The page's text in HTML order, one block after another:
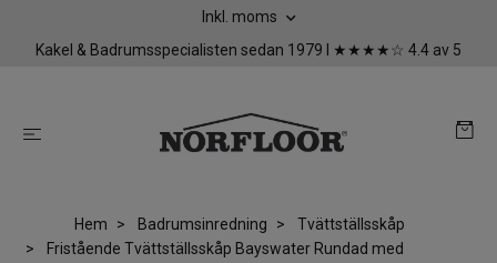
Inkl. moms
Kakel & Badrumsspecialisten sedan 1979 I ★★★★☆ 4.4 av 5
Hem Badrumsinredning
Tvättställsskåp
Fristående Tvättställsskåp Bayswater Rundad med